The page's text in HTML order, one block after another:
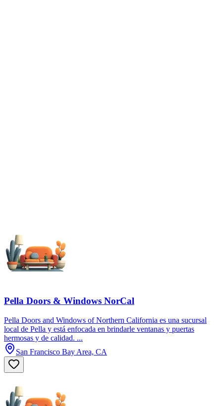
Pella Doors & Windows NorCal
Pella Doors and Windows of Northern California es una sucursal
local de Pella y está enfocada en brindarle ventanas y puertas
hermosas y de calidad. ...
San Francisco Bay Area, CA